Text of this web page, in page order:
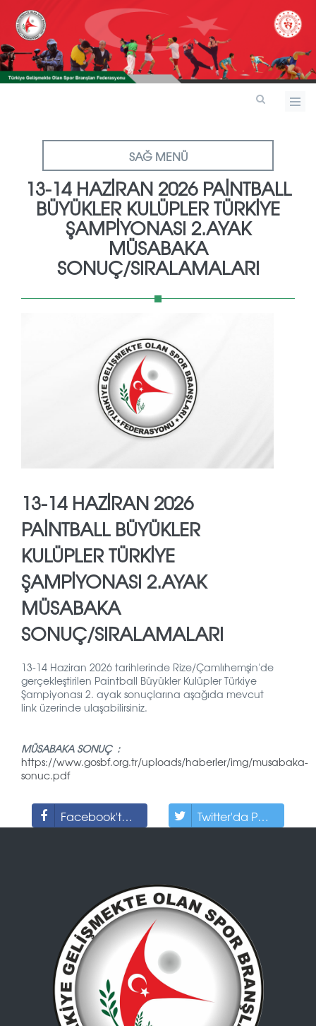
SAĞ MENÜ
13-14 HAZİRAN 2026 PAİNTBALL
BÜYÜKLER KULÜPLER TÜRKİYE
ŞAMPİYONASI 2.AYAK
MÜSABAKA
SONUÇ/SIRALAMALARI
13-14 HAZİRAN 2026
PAİNTBALL BÜYÜKLER
KULÜPLER TÜRKİYE
ŞAMPİYONASI 2.AYAK
MÜSABAKA
SONUÇ/SIRALAMALARI
13-14 Haziran 2026 tarihlerinde Rize/Çamlıhemşin'de
gerçekleştirilen Paintball Büyükler Kulüpler Türkiye
Şampiyonası 2. ayak sonuçlarına aşağıda mevcut
link üzerinde ulaşabilirsiniz.
MÜSABAKA SONUÇ :
https://www.gosbf.org.tr/uploads/haberler/img/musabaka-
sonuc.pdf
Facebook'ta Paylaş Twitter'da Paylaş